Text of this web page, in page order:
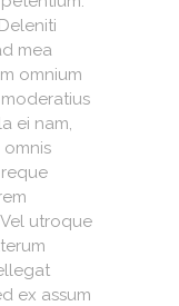
mea
omnium
ei nam,
omnis
utroque
ex assum